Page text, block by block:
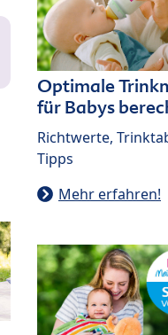
Optimale
für Babys
Richtwerte,
Tipps
Mehr erfahren!